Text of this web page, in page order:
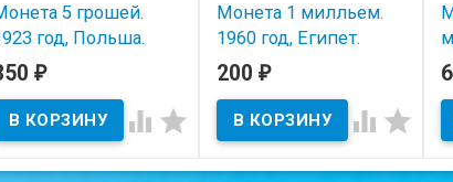
5 грошей.
год, Польша.
В наличии
Состояние на скане.
₽
 
Монета 1 милльем.
1960 год, Египет.
В наличии
Состояние на скане.
200 ₽
 